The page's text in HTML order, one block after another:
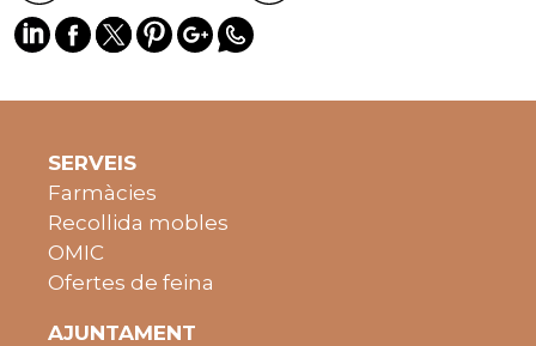
SERVEIS
Farmàcies
Recollida mobles
OMIC
Ofertes de feina
AJUNTAMENT